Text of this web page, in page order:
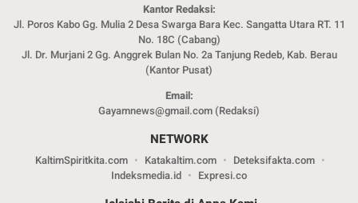
Kantor Redaksi:
Jl. Poros Kabo Gg. Mulia 2 Desa Swarga Bara Kec. Sangatta Utara RT. 11
No. 18C (Cabang)
Jl. Dr. Murjani 2 Gg. Anggrek Bulan No. 2a Tanjung Redeb, Kab. Berau
(Kantor Pusat)
Email:
Gayamnews@gmail.com (Redaksi)
NETWORK
KaltimSpiritkita.com Katakaltim.com
Deteksifakta.com
Indeksmedia.id
Expresi.co